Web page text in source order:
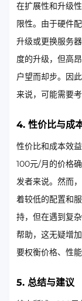
在扩展性和升级
限性。由于硬件
升级或更换服务
度的升级，但高
户望而却步。因
来说，可能需要
4. 性价比与成
性价比和成本效
100元/月的价格
发者来说。然而
着较低的配置和
持，但在遇到复
帮助，这无疑增
要权衡价格、性
5. 总结与建议